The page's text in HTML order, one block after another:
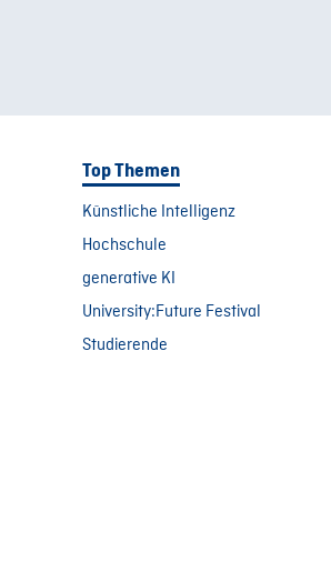
Top Themen
Künstliche Intelligenz
Hochschule
generative KI
University:Future Festival
Studierende